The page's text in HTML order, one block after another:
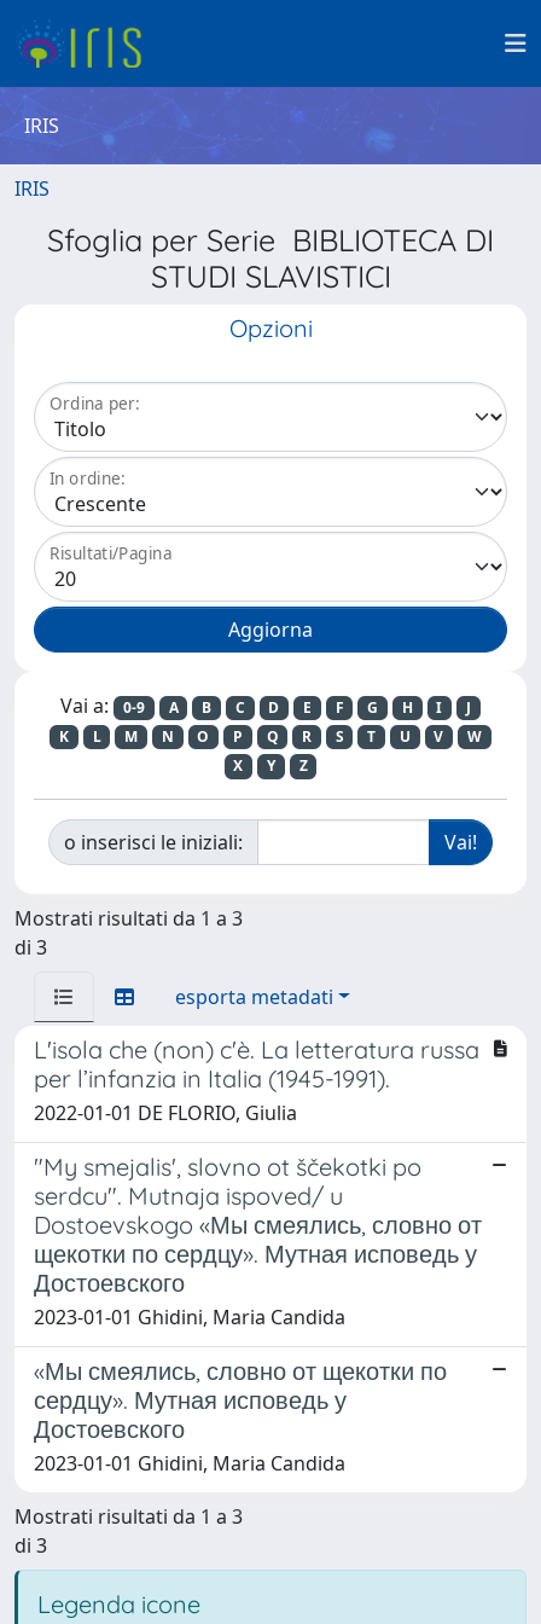
IRIS
IRIS
Sfoglia per Serie BIBLIOTECA DI
STUDI SLAVISTICI
Opzioni
Ordina per:
In ordine:
Risultati/Pagina
Vai a: 0-9 A B C D E F G H I
J
K
L M N O P Q R S T U V
W
X
Y Z
o inserisci le iniziali:
Mostrati risultati da 1 a 3
di 3
esporta metadati
L'isola che (non) c'è. La letteratura russa
per l’infanzia in Italia (1945-1991).
2022-01-01 DE FLORIO, Giulia
"My smejalis', slovno ot ščekotki po
serdcu". Mutnaja ispoved/ u
Dostoevskogo «Мы смеялись, словно от
щекотки по сердцу». Мутная исповедь у
Достоевского
2023-01-01 Ghidini, Maria Candida
«Мы смеялись, словно от щекотки по
сердцу». Мутная исповедь у
Достоевского
2023-01-01 Ghidini, Maria Candida
Mostrati risultati da 1 a 3
di 3
Legenda icone